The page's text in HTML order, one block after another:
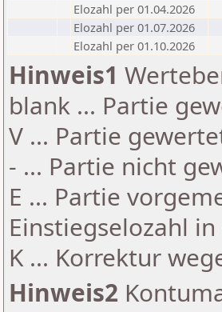
Elozahl per 01.04.2026
Elozahl per 01.07.2026
Elozahl per 01.10.2026
Hinweis1
blank ... Partie
V ... Partie
- ... Partie nicht
E ... Partie
Einstiegselozahl
K ... Korrektur
Hinweis2